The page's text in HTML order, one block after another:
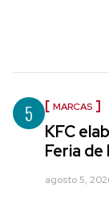
5 MARCAS
KFC
Feria de
agosto 5,